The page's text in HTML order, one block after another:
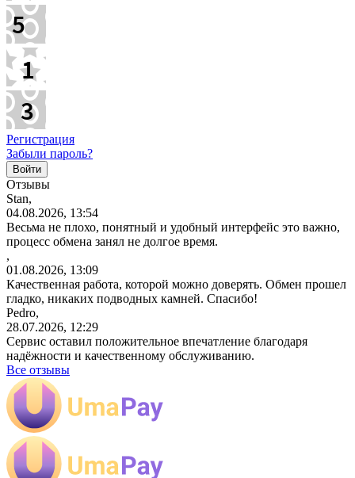
Регистрация
Забыли пароль?
Отзывы
Stan,
04.08.2026, 13:54
Весьма не плохо, понятный и удобный интерфейс это важно,
процесс обмена занял не долгое время.
,
01.08.2026, 13:09
Качественная работа, которой можно доверять. Обмен прошел
гладко, никаких подводных камней. Спасибо!
Pedro,
28.07.2026, 12:29
Сервис оставил положительное впечатление благодаря
надёжности и качественному обслуживанию.
Все отзывы